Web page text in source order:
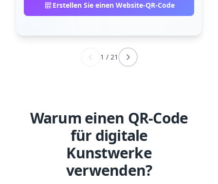
Erstellen Sie einen Website-QR-Code
1 / 21
Warum einen QR-Code
für digitale
Kunstwerke
verwenden?